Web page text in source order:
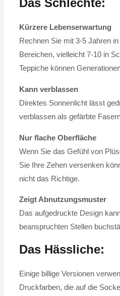
Das Schlechte:
Kürzere Lebenserwartung
Rechnen Sie mit 3-5 Jahren
Bereichen, vielleicht 7-10 in
Teppiche können
Kann verblassen
Direktes Sonnenlicht lässt
verblassen als gefärbte
Nur flache Oberfläche
Wenn Sie das Gefühl von
Sie Ihre Zehen versenken
nicht das Richtige.
Zeigt Abnutzungsmuster
Das aufgedruckte Design
beanspruchten Stellen
Das Hässliche:
Einige billige Versionen
Druckfarben, die auf die